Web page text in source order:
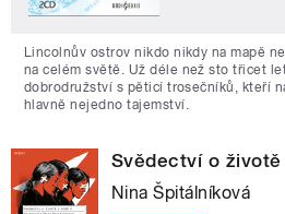
Lincolnův ostrov nikdo nikdy na mapě
na celém světě. Už déle než sto třicet
dobrodružství s pěticí trosečníků, kteří
hlavně nejedno tajemství.
Svědectví o životě
Nina Špitálníková